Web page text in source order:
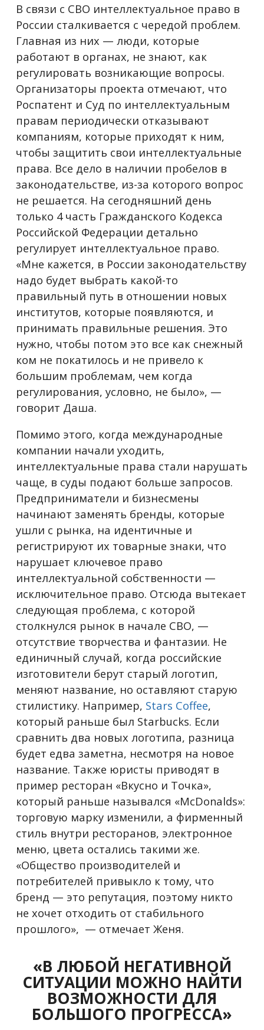
В связи с СВО интеллектуальное право в
России сталкивается с чередой проблем.
Главная из них — люди, которые
работают в органах, не знают, как
регулировать возникающие вопросы.
Организаторы проекта отмечают, что
Роспатент и Суд по интеллектуальным
правам периодически отказывают
компаниям, которые приходят к ним,
чтобы защитить свои интеллектуальные
права. Все дело в наличии пробелов в
законодательстве, из-за которого вопрос
не решается. На сегодняшний день
только 4 часть Гражданского Кодекса
Российской Федерации детально
регулирует интеллектуальное право.
«Мне кажется, в России законодательству
надо будет выбрать какой-то
правильный путь в отношении новых
институтов, которые появляются, и
принимать правильные решения. Это
нужно, чтобы потом это все как снежный
ком не покатилось и не привело к
большим проблемам, чем когда
регулирования, условно, не было», —
говорит Даша.
Помимо этого, когда международные
компании начали уходить,
интеллектуальные права стали нарушать
чаще, в суды подают больше запросов.
Предприниматели и бизнесмены
начинают заменять бренды, которые
ушли с рынка, на идентичные и
регистрируют их товарные знаки, что
нарушает ключевое право
интеллектуальной собственности —
исключительное право. Отсюда вытекает
следующая проблема, с которой
столкнулся рынок в начале СВО, —
отсутствие творчества и фантазии. Не
единичный случай, когда российские
изготовители берут старый логотип,
меняют название, но оставляют старую
стилистику. Например, Stars Coffee,
который раньше был Starbucks. Если
сравнить два новых логотипа, разница
будет едва заметна, несмотря на новое
название. Также юристы приводят в
пример ресторан «Вкусно и Точка»,
который раньше назывался «McDonalds»:
торговую марку изменили, а фирменный
стиль внутри ресторанов, электронное
меню, цвета остались такими же.
«Общество производителей и
потребителей привыкло к тому, что
бренд — это репутация, поэтому никто
не хочет отходить от стабильного
прошлого», — отмечает Женя.
«В ЛЮБОЙ НЕГАТИВНОЙ
СИТУАЦИИ МОЖНО НАЙТИ
ВОЗМОЖНОСТИ ДЛЯ
БОЛЬШОГО ПРОГРЕССА»